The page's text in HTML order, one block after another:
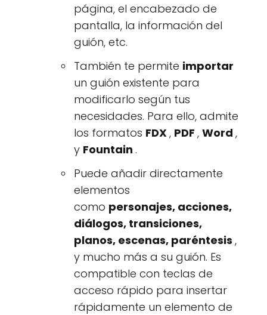
página, el encabezado de
pantalla, la información del
guión, etc.
También te permite importar
un guión existente para
modificarlo según tus
necesidades. Para ello, admite
los formatos FDX, PDF , Word ,
y Fountain .
Puede añadir directamente
elementos
como personajes, acciones,
diálogos, transiciones,
planos, escenas, paréntesis ,
y mucho más a su guión. Es
compatible con teclas de
acceso rápido para insertar
rápidamente un elemento de